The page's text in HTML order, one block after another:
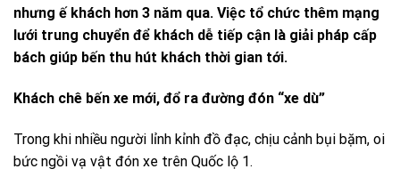
nhưng ế khách hơn 3 năm qua. Việc tổ chức thêm mạng
lưới trung chuyển để khách dễ tiếp cận là giải pháp cấp
bách giúp bến thu hút khách thời gian tới.
Khách chê bến xe mới, đổ ra đường đón “xe dù”
Trong khi nhiều người lỉnh kỉnh đồ đạc, chịu cảnh bụi bặm, oi
bức ngồi vạ vật đón xe trên Quốc lộ 1.